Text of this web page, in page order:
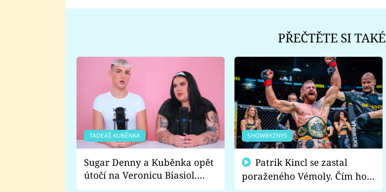
PŘEČTĚTE SI TAKÉ
TADEÁŠ KUBĚNKA
Sugar Denny a Kuběnka opět
útočí na Veronicu Biasiol.
Proč je podle nich falešná a
SHOWBYZNYS
poraženého Vémoly. Čím ho
fanoušci naštvali?